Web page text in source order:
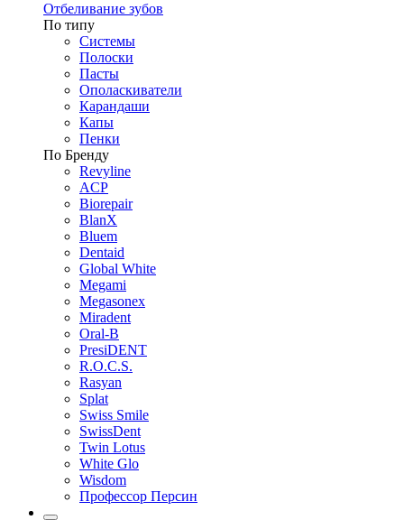
Отбеливание зубов
По типу
Системы
Полоски
Пасты
Ополаскиватели
Карандаши
Капы
Пенки
По Бренду
Revyline
ACP
Biorepair
BlanX
Bluem
Dentaid
Global White
Megami
Megasonex
Miradent
Oral-B
PresiDENT
R.O.C.S.
Rasyan
Splat
Swiss Smile
SwissDent
Twin Lotus
White Glo
Wisdom
Профессор Персин